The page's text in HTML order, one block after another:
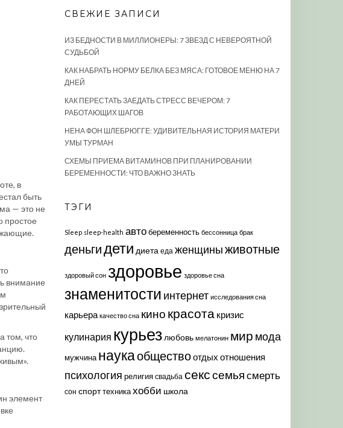
в
быть
— это не
простое
внимание
том, что
элемент
СВЕЖИЕ ЗАПИСИ
ИЗ БЕДНОСТИ В МИЛЛИОНЕРЫ: 7 ЗВЕЗД С НЕВЕРОЯТНОЙ
СУДЬБОЙ
КАК НАБРАТЬ НОРМУ БЕЛКА БЕЗ МЯСА: ГОТОВОЕ МЕНЮ НА 7
ДНЕЙ
КАК ПЕРЕСТАТЬ ЗАЕДАТЬ СТРЕСС ВЕЧЕРОМ: 7
РАБОТАЮЩИХ ШАГОВ
НЕНА ФОН ШЛЕБРЮГГЕ: УДИВИТЕЛЬНАЯ ИСТОРИЯ МАТЕРИ
УМЫ ТУРМАН
СХЕМЫ ПРИЕМА ВИТАМИНОВ ПРИ ПЛАНИРОВАНИИ
БЕРЕМЕННОСТИ: ЧТО ВАЖНО ЗНАТЬ
ТЭГИ
Sleep sleep-health автобеременность бессонница брак
деньгидети диета еда женщиныживотные
здоровый сон здоровье здоровье сна
знаменитости интернет исследования сна
карьера качество сна кино красота кризис
кулинария курьез любовь мелатонин мир мода
мужчина наукаобществоотдых отношения
психология религия свадьба секссемья смерть
сон спорттехникахобби школа